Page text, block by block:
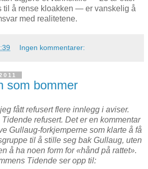
til å rense kloakken — er vanskelig å
med realitetene.
Ingen kommentarer:
som bommer
fått refusert flere innlegg i aviser.
refusert. Det er en kommentar
Gullaug-forkjemperne som klarte å få
til å stille seg bak Gullaug, uten
å ha noen form for «hånd på rattet».
Tidende ser opp til: